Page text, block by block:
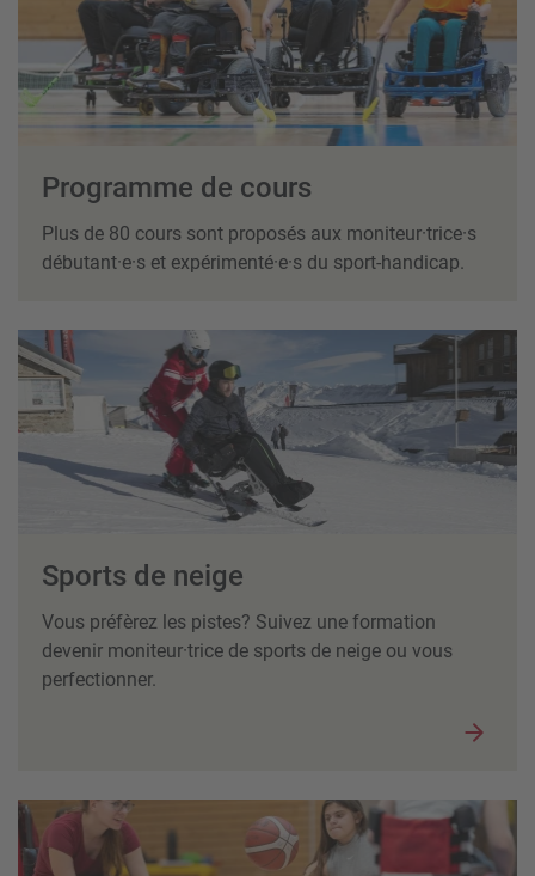
Programme de cours
Plus de 80 cours sont proposés aux moniteur·trice·s
débutant·e·s et expérimenté·e·s du sport-handicap.
Sports de neige
Vous préfèrez les pistes? Suivez une formation
devenir moniteur·trice de sports de neige ou vous
perfectionner.